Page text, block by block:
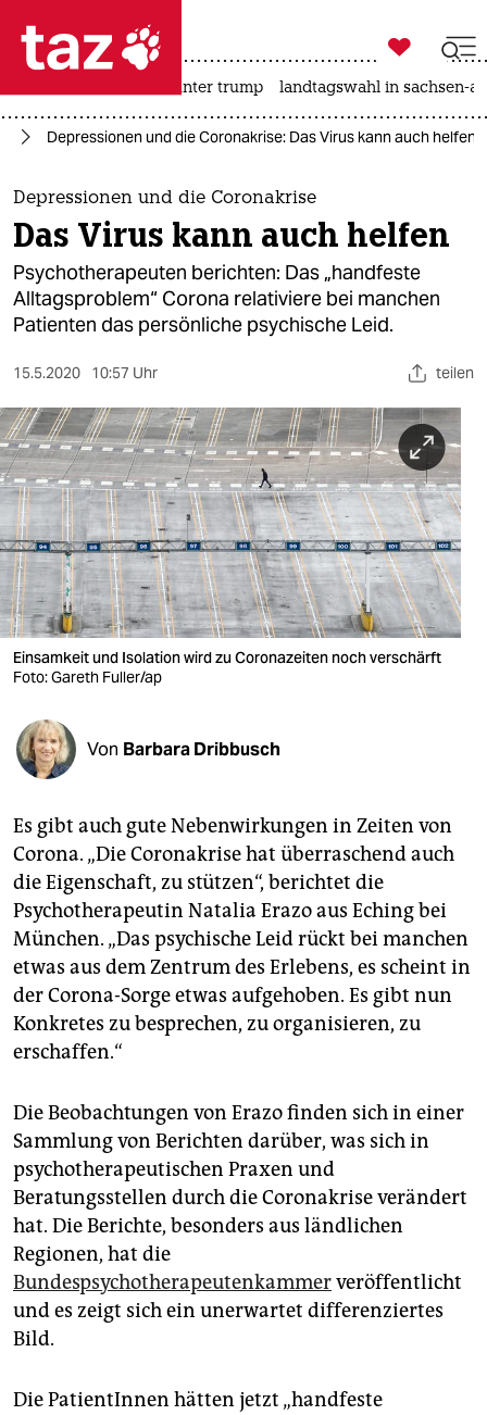
 taz zahl ich
taz zahl ich
themen
politik
öko
sport
berlin
nord
wahrheit
verlag
verlag
veranstaltungen
shop
unterstützen
abo
genossenschaft
epaper login

taz zahl ich
usa unter trump landtagswahl in sachsen-
Depressionen und die Coronakrise: Das Virus kann auch helfen
Depressionen und die Coronakrise
Das Virus kann auch helfen
Psychotherapeuten berichten: Das „handfeste
Alltagsproblem“ Corona relativiere bei manchen
Patienten das persönliche psychische Leid.
15.5.2020 10:57 Uhr teilen
Einsamkeit und Isolation wird zu Coronazeiten noch verschärft
Foto: Gareth Fuller/ap
Von Barbara Dribbusch
Es gibt auch gute Nebenwirkungen in Zeiten von
Corona. „Die Coronakrise hat überraschend auch
die Eigenschaft, zu stützen“, berichtet die
Psychotherapeutin Natalia Erazo aus Eching bei
München. „Das psychische Leid rückt bei manchen
etwas aus dem Zentrum des Erlebens, es scheint in
der Corona-Sorge etwas aufgehoben. Es gibt nun
Konkretes zu besprechen, zu organisieren, zu
erschaffen.“
Die Beobachtungen von Erazo finden sich in einer
Sammlung von Berichten darüber, was sich in
psychotherapeutischen Praxen und
Beratungsstellen durch die Coronakrise verändert
hat. Die Berichte, besonders aus ländlichen
Regionen, hat die
Bundespsychotherapeutenkammerveröffentlicht
und es zeigt sich ein unerwartet differenziertes
Bild.
Die PatientInnen hätten jetzt „handfeste